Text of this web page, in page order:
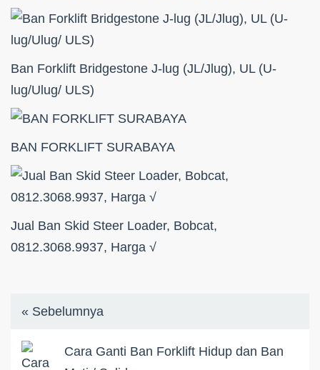
Ban Forklift Bridgestone J-lug (JL/Jlug), UL (U-
lug/Ulug/ ULS)
BAN FORKLIFT SURABAYA
Jual Ban Skid Steer Loader, Bobcat,
0812.3068.9937, Harga √
« Sebelumnya
Cara Ganti Ban Forklift Hidup dan Ban